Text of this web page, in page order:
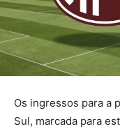
Os ingressos para a
Sul, marcada para